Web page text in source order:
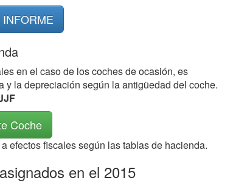
INFORME
en el caso de los coches de ocasión, es
la depreciación según la antigüedad del coche.
Coche
efectos fiscales según las tablas de hacienda.
en el 2015